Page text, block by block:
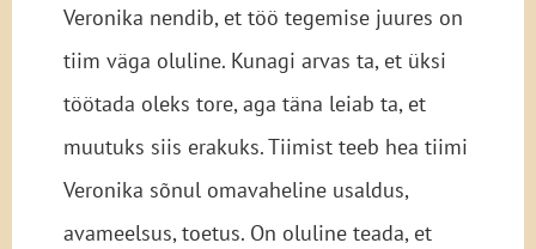
Veronika nendib, et töö tegemise juures on
tiim väga oluline. Kunagi arvas ta, et üksi
töötada oleks tore, aga täna leiab ta, et
muutuks siis erakuks. Tiimist teeb hea tiimi
Veronika sõnul omavaheline usaldus,
avameelsus, toetus. On oluline teada, et